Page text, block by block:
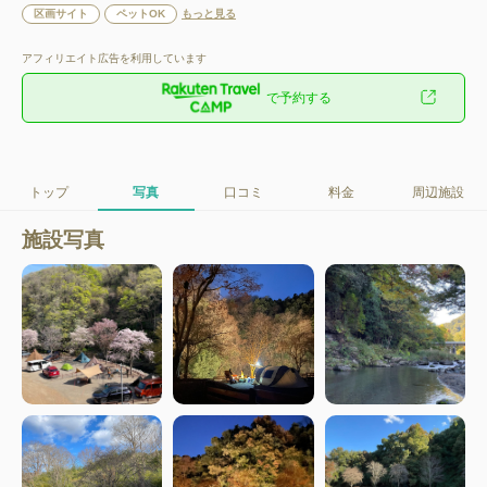
区画サイト ペットOK もっと見る
アフィリエイト広告を利用しています
で予約する
トップ 写真 口コミ 料金 周辺施設
施設写真